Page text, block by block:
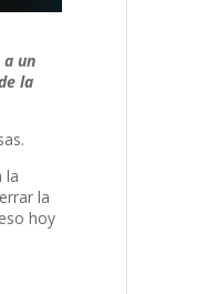
un
la
la
la
hoy